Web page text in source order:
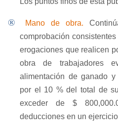
® Mano de obra.
comprobación
erogaciones que realicen
obra de trabajadores
alimentación de ganado y
por el 10 % del total de
exceder de $
deducciones en un